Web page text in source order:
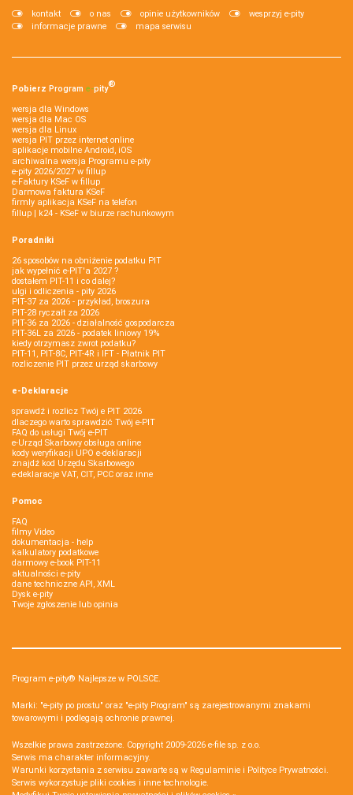
kontakt o nas opinie użytkowników
wesprzyj e-pity
informacje prawne
mapa serwisu
Pobierz Program e‑pity®
wersja dla Windows
wersja dla Mac OS
wersja dla Linux
wersja PIT przez internet online
aplikacje mobilne Android, iOS
archiwalna wersja Programu e-pity
e-pity 2026/2027 w fillup
e‑Faktury KSeF w fillup
Darmowa faktura KSeF
firmly aplikacja KSeF na telefon
fillup | k24 - KSeF w biurze rachunkowym
Poradniki
26 sposobów na obniżenie podatku PIT
jak wypełnić e-PIT'a 2027 ?
dostałem PIT-11 i co dalej?
ulgi i odliczenia - pity 2026
PIT-37 za 2026 - przykład, broszura
PIT-28 ryczałt za 2026
PIT-36 za 2026 - działalność gospodarcza
PIT-36L za 2026 - podatek liniowy 19%
kiedy otrzymasz zwrot podatku?
PIT-11, PIT-8C, PIT-4R i IFT - Płatnik PIT
rozliczenie PIT przez urząd skarbowy
e-Deklaracje
sprawdź i rozlicz Twój e PIT 2026
dlaczego warto sprawdzić Twój e-PIT
FAQ do usługi Twój e-PIT
e-Urząd Skarbowy obsługa online
kody weryfikacji UPO e-deklaracji
znajdź kod Urzędu Skarbowego
e-deklaracje VAT, CIT, PCC oraz inne
Pomoc
FAQ
filmy Video
dokumentacja - help
kalkulatory podatkowe
darmowy e-book PIT-11
aktualności e-pity
dane techniczne API, XML
Dysk e-pity
Twoje zgłoszenie lub opinia
Program e-pity® Najlepsze w POLSCE.
Marki: "e-pity po prostu" oraz "e-pity Program" są zarejestrowanymi znakami
towarowymi i podlegają ochronie prawnej.
Wszelkie prawa zastrzeżone. Copyright 2009-2026 e-file sp. z o.o.
Serwis ma charakter informacyjny.
Warunki korzystania z serwisu zawarte są w Regulaminie i Polityce Prywatności.
Serwis wykorzystuje pliki cookies i inne technologie.